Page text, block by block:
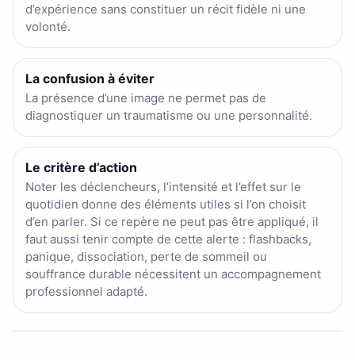
d’expérience sans constituer un récit fidèle ni une
volonté.
La confusion à éviter
La présence d’une image ne permet pas de
diagnostiquer un traumatisme ou une personnalité.
Le critère d’action
Noter les déclencheurs, l’intensité et l’effet sur le
quotidien donne des éléments utiles si l’on choisit
d’en parler. Si ce repère ne peut pas être appliqué, il
faut aussi tenir compte de cette alerte : flashbacks,
panique, dissociation, perte de sommeil ou
souffrance durable nécessitent un accompagnement
professionnel adapté.